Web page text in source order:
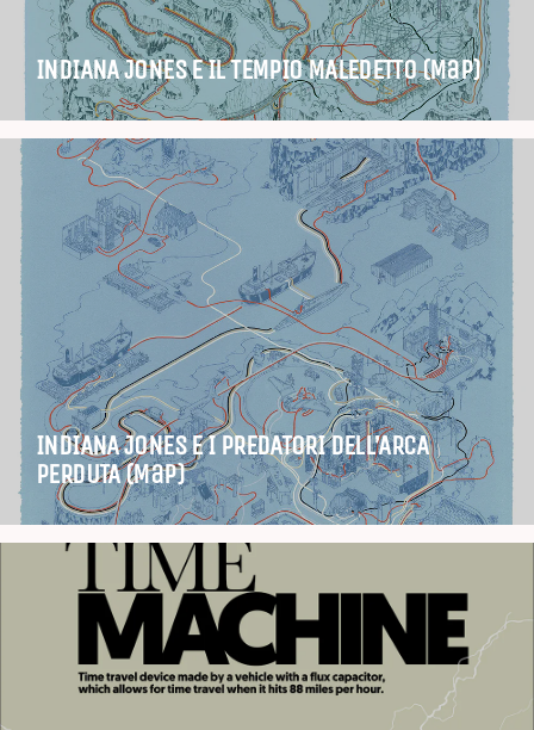
INDIANA JONES E IL TEMPIO MALEDETTO (Map)
INDIANA JONES E I PREDATORI DELL’ARCA
PERDUTA (Map)